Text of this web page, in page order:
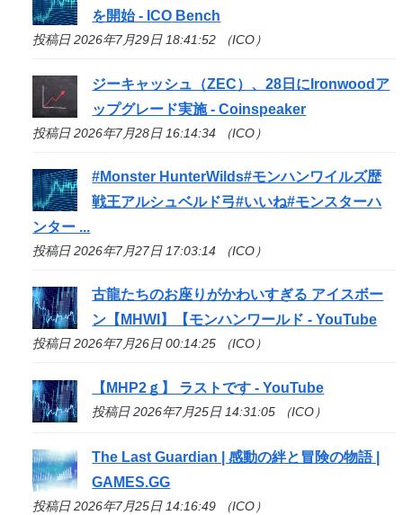
を開始 - ICO Bench
投稿日 2026年7月29日 18:41:52 （ICO）
ジーキャッシュ（ZEC）、28日にIronwoodア
ップグレード実施 - Coinspeaker
投稿日 2026年7月28日 16:14:34 （ICO）
#Monster HunterWilds#モンハンワイルズ歴
戦王アルシュベルド弓#いいね#モンスターハ
ンター ...
投稿日 2026年7月27日 17:03:14 （ICO）
古龍たちのお座りがかわいすぎる アイスボー
ン【MHWI】【モンハンワールド - YouTube
投稿日 2026年7月26日 00:14:25 （ICO）
【MHP2ｇ】 ラストです - YouTube
投稿日 2026年7月25日 14:31:05 （ICO）
The Last Guardian | 感動の絆と冒険の物語 |
GAMES.GG
投稿日 2026年7月25日 14:16:49 （ICO）